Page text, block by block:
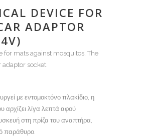
DEVICE FOR
ADAPTOR
for mats against mosquitos. The
socket.
με εντομοκτόνο πλακίδιο, η
αρχίζει λίγα λεπτά αφού
στη πρίζα του αναπτήρα,
παράθυρο.